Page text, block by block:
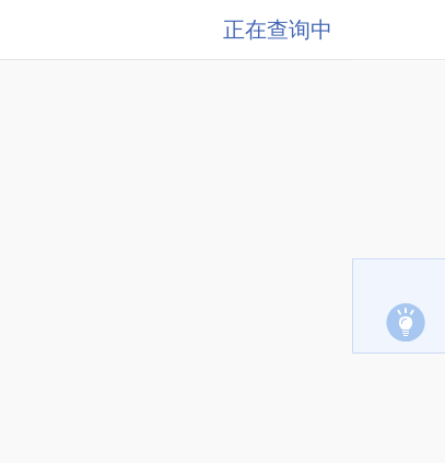
正在查询中